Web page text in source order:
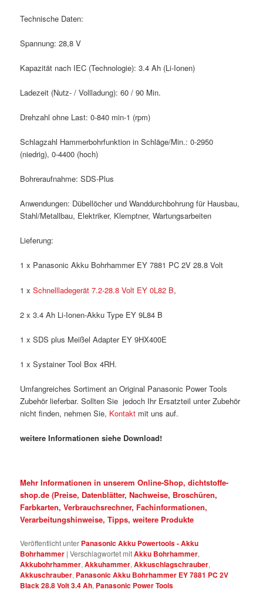
Technische Daten:
Spannung: 28,8 V
Kapazität nach IEC (Technologie): 3.4 Ah (Li-Ionen)
Ladezeit (Nutz- / Vollladung): 60 / 90 Min.
Drehzahl ohne Last: 0-840 min-1 (rpm)
Schlagzahl Hammerbohrfunktion in Schläge/Min.: 0-2950
(niedrig), 0-4400 (hoch)
Bohreraufnahme: SDS-Plus
Anwendungen: Dübellöcher und Wanddurchbohrung für Hausbau,
Stahl/Metallbau, Elektriker, Klemptner, Wartungsarbeiten
Lieferung:
1 x Panasonic Akku Bohrhammer EY 7881 PC 2V 28.8 Volt
1 xSchnellladegerät 7.2-28.8 Volt EY 0L82 B,
2 x 3.4 Ah Li-Ionen-Akku Type EY 9L84 B
1 x SDS plus Meißel Adapter EY 9HX400E
1 x Systainer Tool Box 4RH.
Umfangreiches Sortiment an Original Panasonic Power Tools
Zubehör lieferbar. Sollten Sie jedoch Ihr Ersatzteil unter Zubehör
nicht finden, nehmen Sie, Kontakt mit uns auf.
weitere Informationen siehe Download!
Mehr Informationen in unserem Online-Shop, dichtstoffe-
shop.de (Preise, Datenblätter, Nachweise, Broschüren,
Farbkarten, Verbrauchsrechner, Fachinformationen,
Verarbeitungshinweise, Tipps, weitere Produkte
Veröffentlicht unter Panasonic Akku Powertools - Akku
Bohrhammer |Verschlagwortet mitAkku Bohrhammer,
Akkubohrhammer,Akkuhammer,Akkuschlagschrauber,
Akkuschrauber, Panasonic Akku Bohrhammer EY 7881 PC 2V
Black 28.8 Volt 3.4 Ah, Panasonic Power Tools